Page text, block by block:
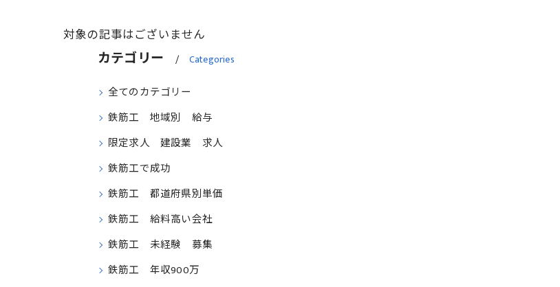
対象の記事はございません
カテゴリー Categories
全てのカテゴリー
鉄筋工 地域別 給与
限定求人 建設業 求人
鉄筋工で成功
鉄筋工 都道府県別単価
鉄筋工 給料高い会社
鉄筋工 未経験 募集
鉄筋工 年収900万